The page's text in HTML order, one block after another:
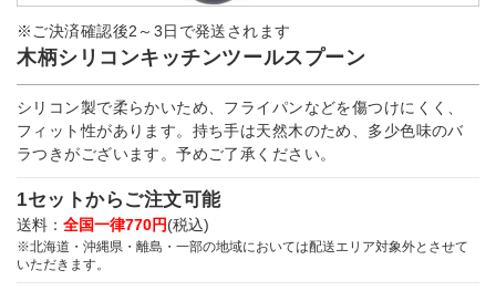
※ご決済確認後2～3日で発送されます
木柄シリコンキッチンツールスプーン
シリコン製で柔らかいため、フライパンなどを傷つけにくく、
フィット性があります。持ち手は天然木のため、多少色味のバ
ラつきがございます。予めご了承ください。
1セットからご注文可能
送料： 全国一律770円(税込)
※北海道・沖縄県・離島・一部の地域においては配送エリア対象外とさせて
いただきます。